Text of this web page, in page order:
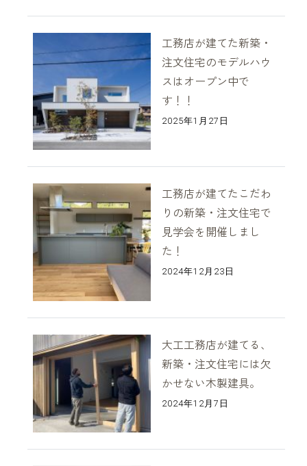
MUKUについて
資料請求
工務店が建てた新築・
注文住宅のモデルハウ
スはオープン中で
す！！
2025年1月27日
工務店が建てたこだわ
りの新築・注文住宅で
見学会を開催しまし
た！
2024年12月23日
大工工務店が建てる、
新築・注文住宅には欠
かせない木製建具。
2024年12月7日